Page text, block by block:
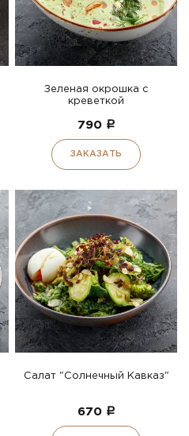
Зеленая окрошка с
креветкой
790 a
ЗАКАЗАТЬ
Салат "Солнечный Кавказ"
670 a